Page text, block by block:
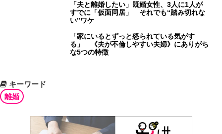
「夫と離婚したい」既婚女性、3人に1人が
すでに「仮面同居」 それでも“踏み切れな
い”ワケ
「家にいるとずっと怒られている気がす
る」 《夫が不倫しやすい夫婦》にありがち
な5つの特徴
キーワード
離婚